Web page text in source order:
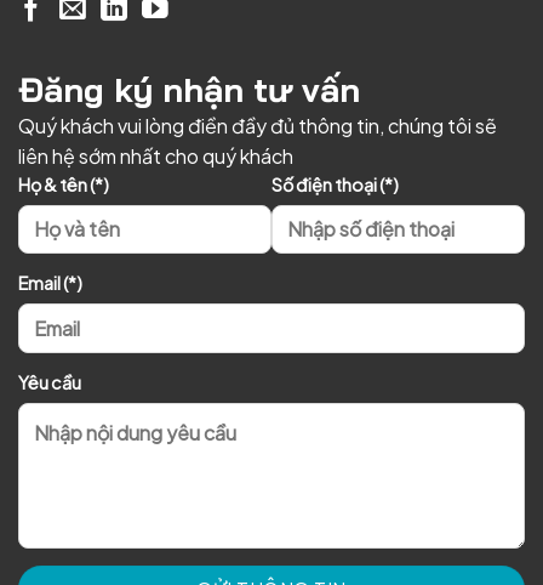
Đăng ký nhận tư vấn
Quý khách vui lòng điền đầy đủ thông tin, chúng tôi sẽ
liên hệ sớm nhất cho quý khách
Họ & tên (*) Số điện thoại (*)
Email (*)
Yêu cầu